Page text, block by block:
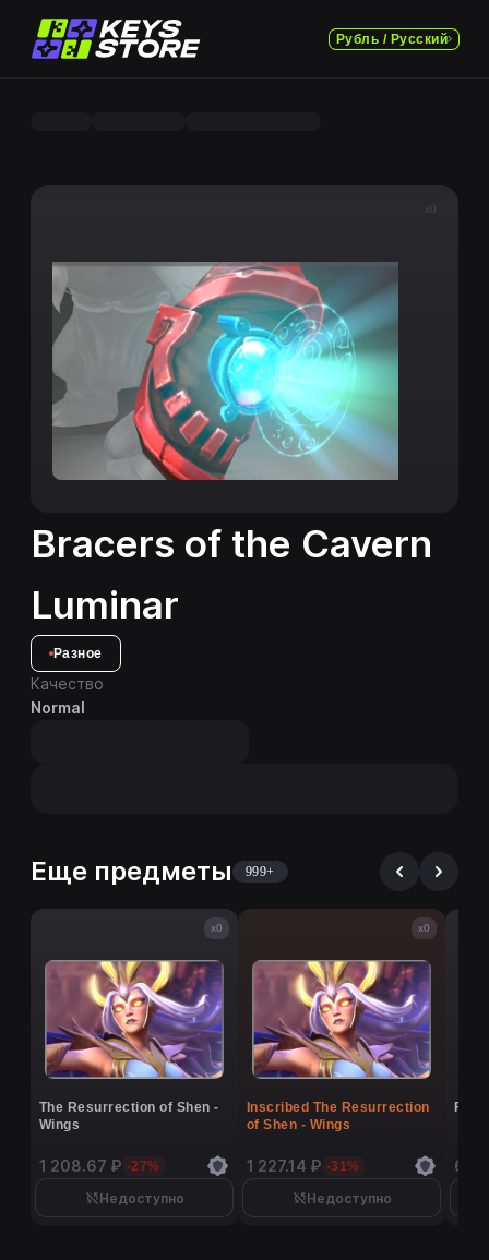
Рубль / Русский
x0
Bracers of the Cavern
Luminar
Разное
Качество
Normal
Еще предметы 999+
x0
The Resurrection of Shen -
Wings
1 208.67 ₽ -27%
Недоступно
x0
Inscribed The Resurrection
of Shen - Wings
1 227.14 ₽ -31%
Недоступно
6